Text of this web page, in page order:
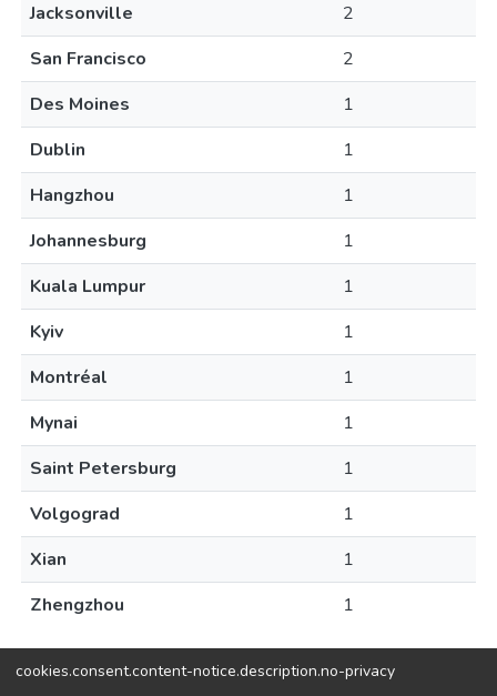
Jacksonville
2
San Francisco
2
Des Moines
1
Dublin
1
Hangzhou
1
Johannesburg
1
Kuala Lumpur
1
Kyiv
1
Montréal
1
Mynai
1
Saint Petersburg
1
Volgograd
1
Xian
1
Zhengzhou
1
cookies.consent.content-notice.description.no-privacy